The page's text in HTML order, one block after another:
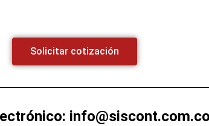
Solicitar cotización
info@siscont.com.co